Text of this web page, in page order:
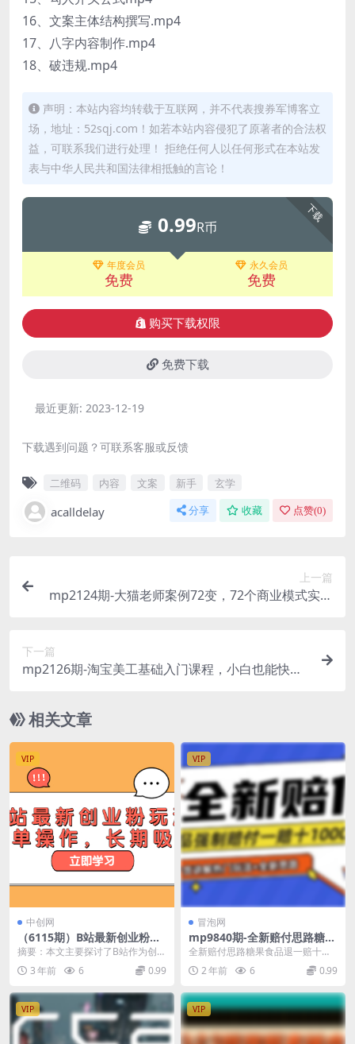
16、文案主体结构撰写.mp4
17、八字内容制作.mp4
18、破违规.mp4
声明：本站内容均转载于互联网，并不代表搜券军博客立
场，地址：52sqj.com！如若本站内容侵犯了原著者的合法权
益，可联系我们进行处理！ 拒绝任何人以任何形式在本站发
表与中华人民共和国法律相抵触的言论！
下载
0.99R币
年度会员
免费
永久会员
免费
购买下载权限
免费下载
最近更新: 2023-12-19
下载遇到问题？可联系客服或反馈
二维码 内容 文案 新手 玄学
acalldelay 分享 收藏 点赞(0)
上一篇
mp2124期-大猫老师案例72变，72个商业模式实操
下一篇
mp2126期-淘宝美工基础入门课程，小白也能快速
相关文章
VIP
中创网
（6115期）B站最新创业粉玩
法，简单操作，长期吸粉(揭秘
B站一个被忽视但具有长期吸
引力的创业粉引流渠道)
摘要：本文主要探讨了B站作为创业
粉引流渠道的重要性。尽管B站的流
量增长相对较慢，...
3 年前 6 0.99
VIP
冒泡网
mp9840期-全新赔付思路糖果
食品退一赔十一单1000起全程
干货【仅揭秘】
全新赔付思路糖果食品退一赔十一
单1000起全程干货【仅揭秘】 作者
声明：本教程仅...
2 年前 6 0.99
VIP VIP